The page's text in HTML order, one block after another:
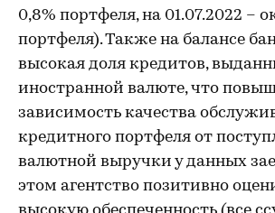
0,8% портфеля, на 01.07.2022 –
портфеля). Также на балансе
высокая доля кредитов,
иностранной валюте, что
зависимость качества
кредитного портфеля от
валютной выручки у данных
этом агентство позитивно